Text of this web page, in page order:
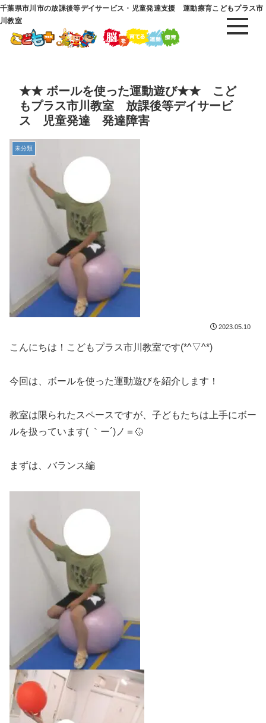
千葉県市川市の放課後等デイサービス・児童発達支援 運動療育こどもプラス市
川教室
★★ ボールを使った運動遊び★★ こど
もプラス市川教室 放課後等デイサービ
ス 児童発達 発達障害
未分類
2023.05.10
こんにちは！こどもプラス市川教室です(*^▽^*)
今回は、ボールを使った運動遊びを紹介します！
教室は限られたスペースですが、子どもたちは上手にボー
ルを扱っています( ｀ー´)ノ＝🥎
まずは、バランス編